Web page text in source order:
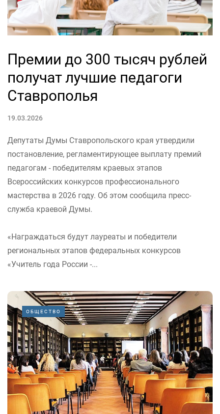
Премии до 300 тысяч рублей
получат лучшие педагоги
Ставрополья
19.03.2026
Депутаты Думы Ставропольского края утвердили
постановление, регламентирующее выплату премий
педагогам - победителям краевых этапов
Всероссийских конкурсов профессионального
мастерства в 2026 году. Об этом сообщила пресс-
служба краевой Думы.
«Награждаться будут лауреаты и победители
региональных этапов федеральных конкурсов
«Учитель года России -...
ОБЩЕСТВО